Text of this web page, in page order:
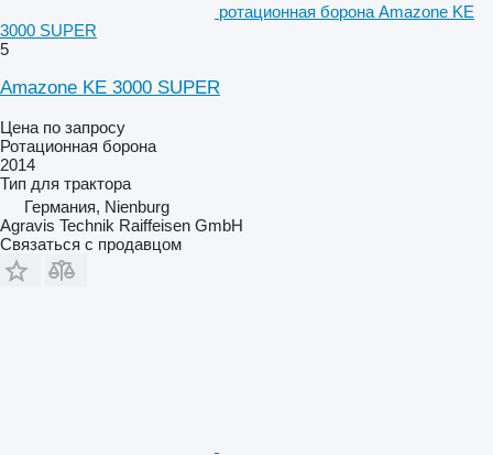
ротационная борона Amazone KE
3000 SUPER
5
Amazone KE 3000 SUPER
Цена по запросу
Ротационная борона
2014
Тип для трактора
Германия, Nienburg
Agravis Technik Raiffeisen GmbH
Связаться с продавцом